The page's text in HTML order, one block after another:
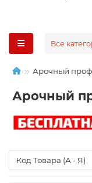
Все
Арочный
Арочный